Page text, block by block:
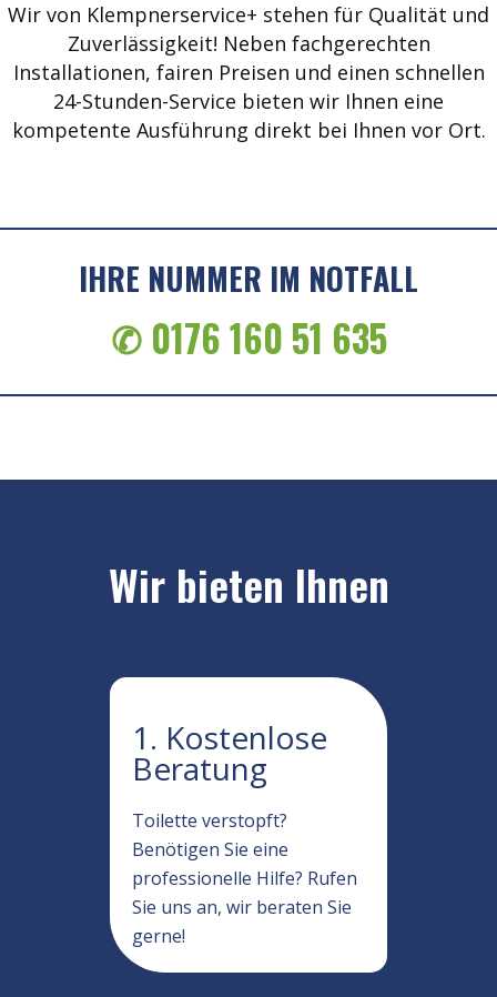
Wir von Klempnerservice+ stehen für Qualität und
Zuverlässigkeit! Neben fachgerechten
Installationen, fairen Preisen und einen schnellen
24-Stunden-Service bieten wir Ihnen eine
kompetente Ausführung direkt bei Ihnen vor Ort.
IHRE NUMMER IM NOTFALL
✆ 0176 160 51 635
Wir bieten Ihnen
1. Kostenlose
Beratung
Toilette verstopft?
Benötigen Sie eine
professionelle Hilfe? Rufen
Sie uns an, wir beraten Sie
gerne!